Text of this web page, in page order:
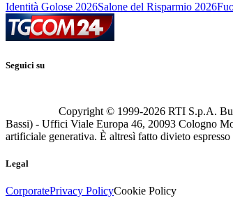
Identità Golose 2026Salone del Risparmio 2026
Seguici su
Copyright © 1999-2026 RTI S.p.A.
Bassi) - Uffici Viale Europa 46, 20093 Cologno
artificiale generativa. È altresì fatto divieto
Legal
CorporatePrivacy PolicyCookie Policy